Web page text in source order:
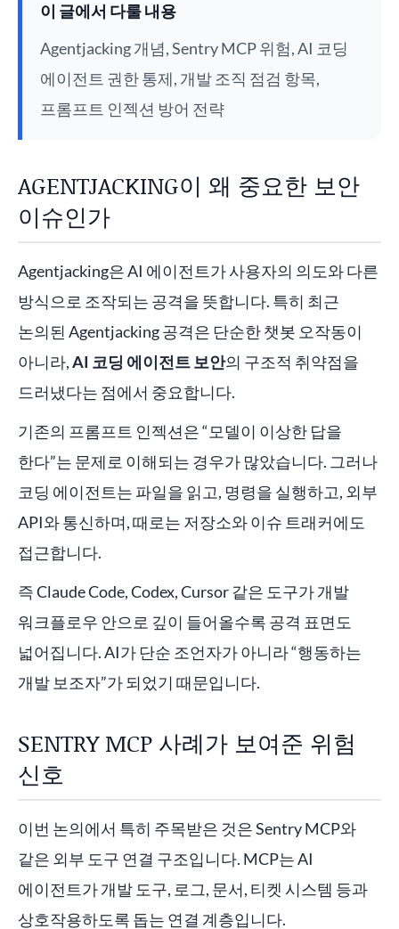
이 글에서 다룰 내용
Agentjacking 개념, Sentry MCP 위험, AI 코딩
에이전트 권한 통제, 개발 조직 점검 항목,
프롬프트 인젝션 방어 전략
AGENTJACKING이 왜 중요한 보안
이슈인가
Agentjacking은 AI 에이전트가 사용자의 의도와 다른
방식으로 조작되는 공격을 뜻합니다. 특히 최근
논의된 Agentjacking 공격은 단순한 챗봇 오작동이
아니라,AI 코딩 에이전트 보안의 구조적 취약점을
드러냈다는 점에서 중요합니다.
기존의 프롬프트 인젝션은 “모델이 이상한 답을
한다”는 문제로 이해되는 경우가 많았습니다. 그러나
코딩 에이전트는 파일을 읽고, 명령을 실행하고, 외부
API와 통신하며, 때로는 저장소와 이슈 트래커에도
접근합니다.
즉 Claude Code, Codex, Cursor 같은 도구가 개발
워크플로우 안으로 깊이 들어올수록 공격 표면도
넓어집니다. AI가 단순 조언자가 아니라 “행동하는
개발 보조자”가 되었기 때문입니다.
SENTRY MCP 사례가 보여준 위험
신호
이번 논의에서 특히 주목받은 것은 Sentry MCP와
같은 외부 도구 연결 구조입니다. MCP는 AI
에이전트가 개발 도구, 로그, 문서, 티켓 시스템 등과
상호작용하도록 돕는 연결 계층입니다.